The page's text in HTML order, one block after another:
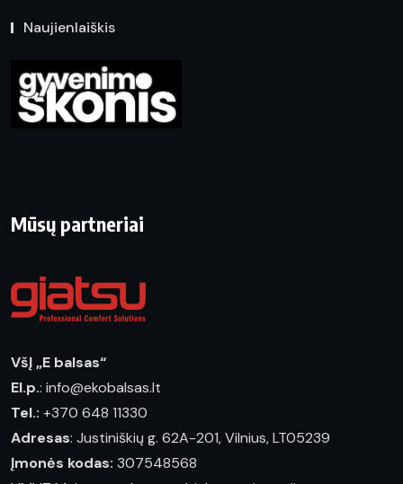
Naujienlaiškis
Mūsų partneriai
VšĮ „E balsas“
El.p.: info@ekobalsas.lt
Tel.: +370 648 11330
Adresas: Justiniškių g. 62A-201, Vilnius, LT05239
Įmonės kodas: 307548568